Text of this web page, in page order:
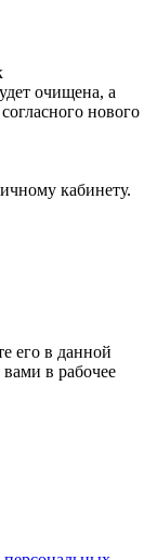
очищена, а
нового
кабинету.
его в данной
в рабочее